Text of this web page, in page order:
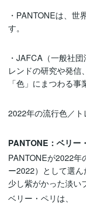
・PANTONEは、世
す。
・JAFCA（一般社
レンドの研究や発信
「色」にまつわる事
2022年の流行色／ト
PANTONE：ベリー
PANTONEが2022年
ー2022）として選ん
少し紫がかった淡い
ベリー・ペリは、